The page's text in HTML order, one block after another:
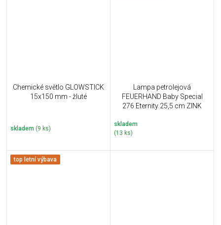
Chemické světlo GLOWSTICK
15x150 mm - žluté
skladem (9 ks)
Lampa petrolejová
FEUERHAND Baby Special
276 Eternity 25,5 cm ZINK
skladem
(13 ks)
top letní výbava